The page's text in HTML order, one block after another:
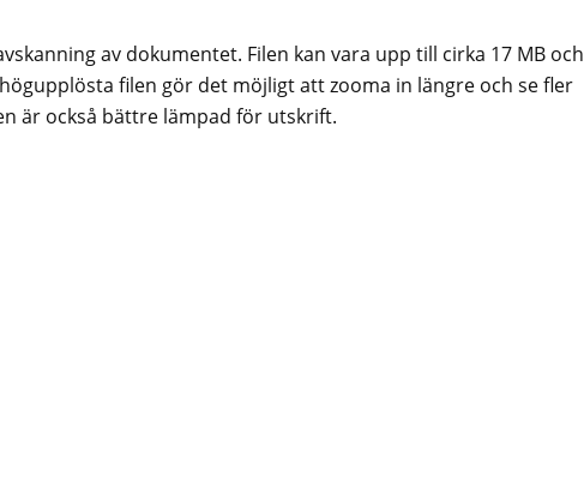
av dokumentet. Filen kan vara upp till cirka 17 MB och
filen gör det möjligt att zooma in längre och se fler
är också bättre lämpad för utskrift.